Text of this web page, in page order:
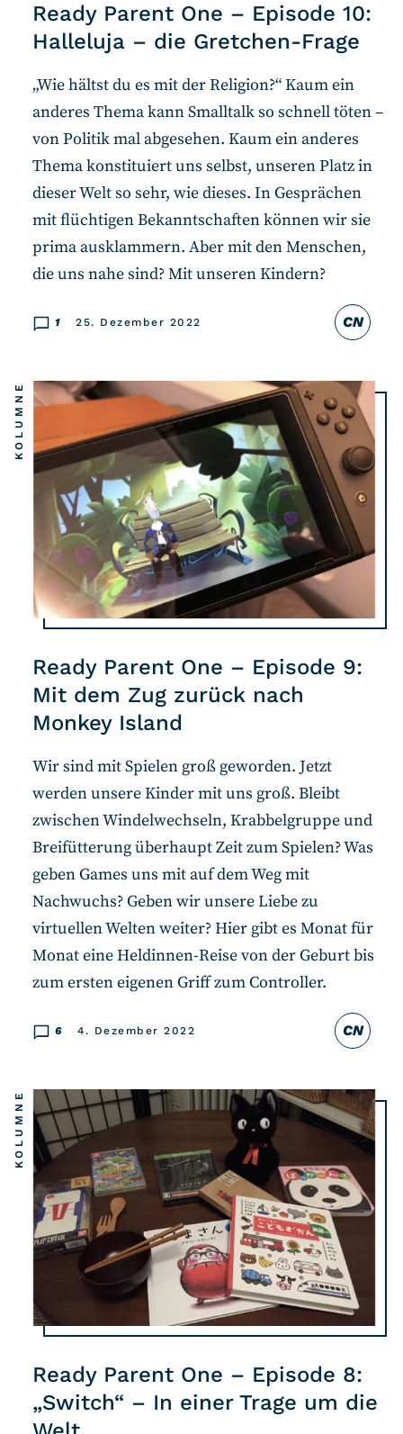
Ready Parent One – Episode 10:
Halleluja – die Gretchen-Frage
CN
1 25. Dezember 2022
„Wie hältst du es mit der Religion?“ Kaum ein
anderes Thema kann Smalltalk so schnell töten –
von Politik mal abgesehen. Kaum ein anderes
Thema konstituiert uns selbst, unseren Platz in
dieser Welt so sehr, wie dieses. In Gesprächen
mit flüchtigen Bekanntschaften können wir sie
prima ausklammern. Aber mit den Menschen,
die uns nahe sind? Mit unseren Kindern?
Ready Parent One – Episode 9:
Mit dem Zug zurück nach
Monkey Island
KOLUMNE
CN
6 4. Dezember 2022
Wir sind mit Spielen groß geworden. Jetzt
werden unsere Kinder mit uns groß. Bleibt
zwischen Windelwechseln, Krabbelgruppe und
Breifütterung überhaupt Zeit zum Spielen? Was
geben Games uns mit auf dem Weg mit
Nachwuchs? Geben wir unsere Liebe zu
virtuellen Welten weiter? Hier gibt es Monat für
Monat eine Heldinnen-Reise von der Geburt bis
zum ersten eigenen Griff zum Controller.
Ready Parent One – Episode 8:
„Switch“ – In einer Trage um die
KOLUMNE